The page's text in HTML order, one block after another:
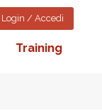
Login / Accedi
Training